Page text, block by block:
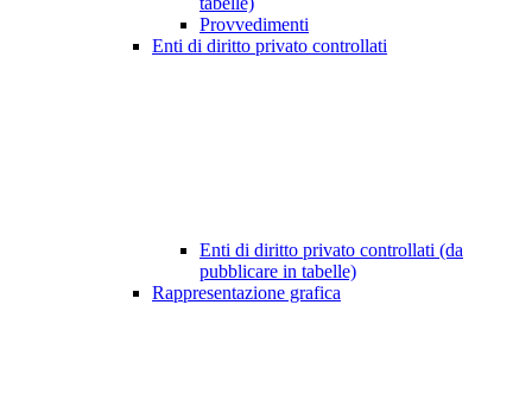
Provvedimenti
Enti di diritto privato controllati
Enti di diritto privato controllati (da
pubblicare in tabelle)
Rappresentazione grafica